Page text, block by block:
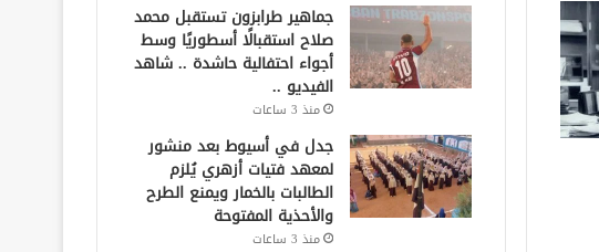
جماهير طرابزون تستقبل محمد
صلاح استقبالًا أسطوريًا وسط
أجواء احتفالية حاشدة .. شاهد
الفيديو ..
منذ 3 ساعات
جدل في أسيوط بعد منشور
لمعهد فتيات أزهري يُلزم
الطالبات بالخمار ويمنع الطرح
والأحذية المفتوحة
منذ 3 ساعات